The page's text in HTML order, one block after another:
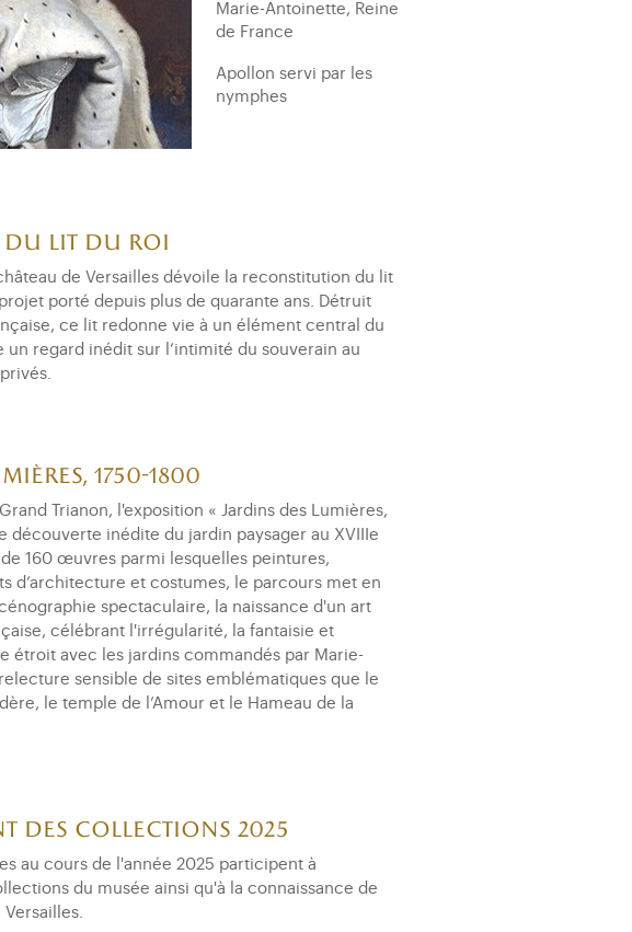
Marie-Antoinette, Reine
de France
Apollon servi par les
nymphes
Laure de Fitz-James,
Princesse de Chimay
Bureau plat de Marie-
Antoinette
du lit du roi
de Versailles dévoile la reconstitution du lit
porté depuis plus de quarante ans. Détruit
ce lit redonne vie à un élément central du
regard inédit sur l’intimité du souverain au
1750-1800
Trianon, l'exposition « Jardins des Lumières,
découverte inédite du jardin paysager au XVIIIe
160 œuvres parmi lesquelles peintures,
d’architecture et costumes, le parcours met en
spectaculaire, la naissance d'un art
célébrant l'irrégularité, la fantaisie et
étroit avec les jardins commandés par Marie-
sensible de sites emblématiques que le
le temple de l’Amour et le Hameau de la
des collections 2025
au cours de l'année 2025 participent à
du musée ainsi qu'à la connaissance de